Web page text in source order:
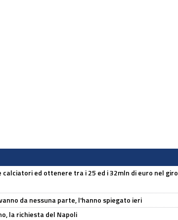
ed ottenere tra i 25 ed i 32mln di euro nel giro
da nessuna parte, l'hanno spiegato ieri
la richiesta del Napoli